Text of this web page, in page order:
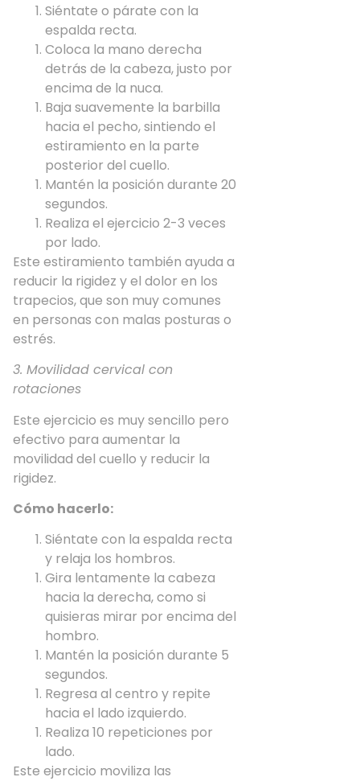
Siéntate o párate con la
espalda recta.
Coloca la mano derecha
detrás de la cabeza, justo por
encima de la nuca.
Baja suavemente la barbilla
hacia el pecho, sintiendo el
estiramiento en la parte
posterior del cuello.
Mantén la posición durante 20
segundos.
Realiza el ejercicio 2-3 veces
por lado.
Este estiramiento también ayuda a
reducir la rigidez y el dolor en los
trapecios, que son muy comunes
en personas con malas posturas o
estrés.
3. Movilidad cervical con
rotaciones
Este ejercicio es muy sencillo pero
efectivo para aumentar la
movilidad del cuello y reducir la
rigidez.
Cómo hacerlo:
Siéntate con la espalda recta
y relaja los hombros.
Gira lentamente la cabeza
hacia la derecha, como si
quisieras mirar por encima del
hombro.
Mantén la posición durante 5
segundos.
Regresa al centro y repite
hacia el lado izquierdo.
Realiza 10 repeticiones por
lado.
Este ejercicio moviliza las